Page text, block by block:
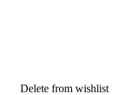
Delete from wishlist